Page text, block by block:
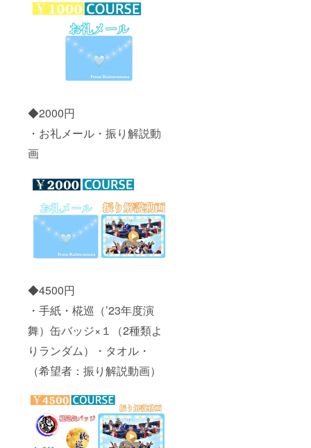
◆2000円
・お礼メール・振り解説動
画
◆4500円
・手紙・椛巡（’23年度演
舞）缶バッジ×１（2種類よ
りランダム）・タオル・
（希望者：振り解説動画）